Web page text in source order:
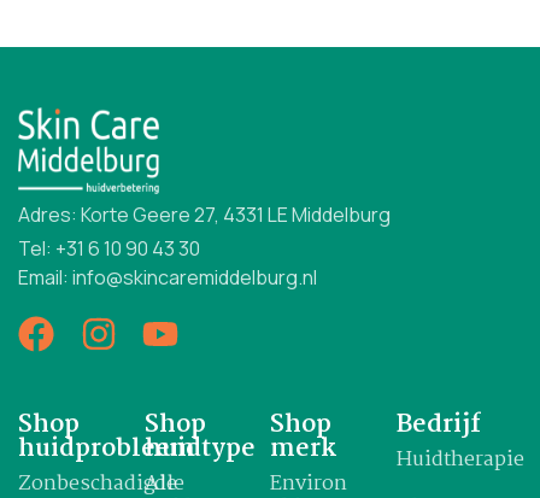
Adres: Korte Geere 27, 4331 LE Middelburg
Tel: +31 6 10 90 43 30
Email: info@skincaremiddelburg.nl
Shop
huidprobleem
Zonbeschadigde
Shop
huidtype
Alle
Shop
merk
Environ
Bedrijf
Huidtherapie